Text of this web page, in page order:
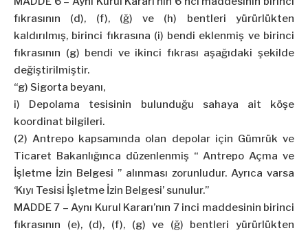
fıkrasının (d), (f), (ğ) ve (h) bentleri yürürlükten
kaldırılmış, birinci fıkrasına (i) bendi eklenmiş ve birinci
fıkrasının (g) bendi ve ikinci fıkrası aşağıdaki şekilde
değiştirilmiştir.
“g) Sigorta beyanı,
i) Depolama tesisinin bulunduğu sahaya ait köşe
koordinat bilgileri.
(2) Antrepo kapsamında olan depolar için Gümrük ve
Ticaret Bakanlığınca düzenlenmiş “ Antrepo Açma ve
İşletme İzin Belgesi ” alınması zorunludur. Ayrıca varsa
‘Kıyı Tesisi İşletme İzin Belgesi’ sunulur.”
MADDE 7 – Aynı Kurul Kararı’nın 7 inci maddesinin birinci
fıkrasının (e), (d), (f), (g) ve (ğ) bentleri yürürlükten